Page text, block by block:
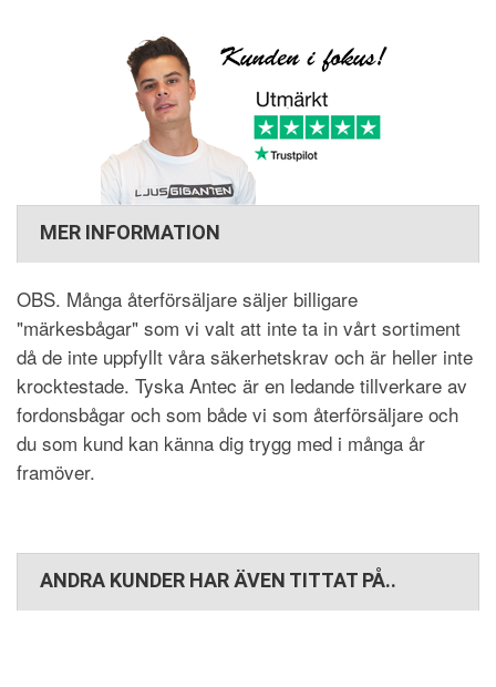
MER INFORMATION
OBS. Många återförsäljare säljer billigare
"märkesbågar" som vi valt att inte ta in vårt sortiment
då de inte uppfyllt våra säkerhetskrav och är heller inte
krocktestade. Tyska Antec är en ledande tillverkare av
fordonsbågar och som både vi som återförsäljare och
du som kund kan känna dig trygg med i många år
framöver.
ANDRA KUNDER HAR ÄVEN TITTAT PÅ..